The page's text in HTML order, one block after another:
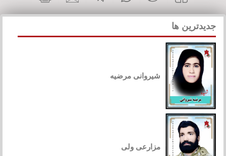
جدیدترین ها
شیروانی مرضیه
مزارعی ولی